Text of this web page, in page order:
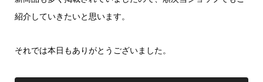
紹介していきたいと思います。
それでは本日もありがとうございました。